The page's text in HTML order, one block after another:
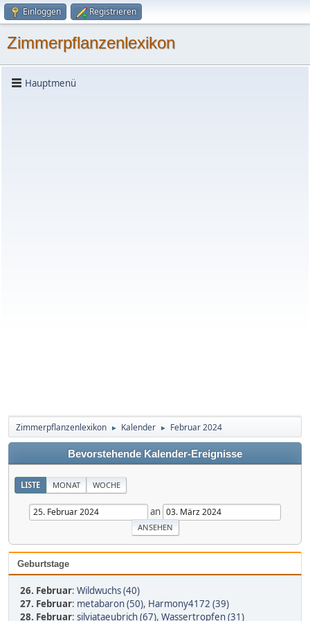
Einloggen Registrieren
Zimmerpflanzenlexikon
Hauptmenü
Zimmerpflanzenlexikon ► Kalender ► Februar 2024
Bevorstehende Kalender-Ereignisse
LISTE MONAT WOCHE
an
Geburtstage
26. Februar: Wildwuchs (40)
27. Februar: metabaron (50), Harmony4172 (39)
28. Februar: silviataeubrich (67), Wassertropfen (31)